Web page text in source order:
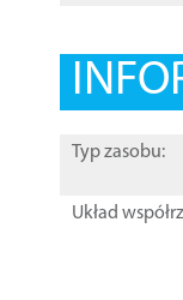
Typ zasobu:
Układ